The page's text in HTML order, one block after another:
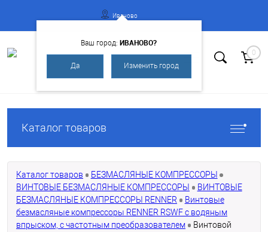
Регистрация
Иваново
Ваш город: ИВАНОВО?
Да Изменить город
0
Каталог товаров
Каталог товаров
БЕЗМАСЛЯНЫЕ КОМПРЕССОРЫ
ВИНТОВЫЕ БЕЗМАСЛЯНЫЕ КОМПРЕССОРЫ
ВИНТОВЫЕ
БЕЗМАСЛЯНЫЕ КОМПРЕССОРЫ RENNER
Винтовые
безмасляные компрессоры RENNER RSWF с водяным
впрыском, с частотным преобразователем
Винтовой